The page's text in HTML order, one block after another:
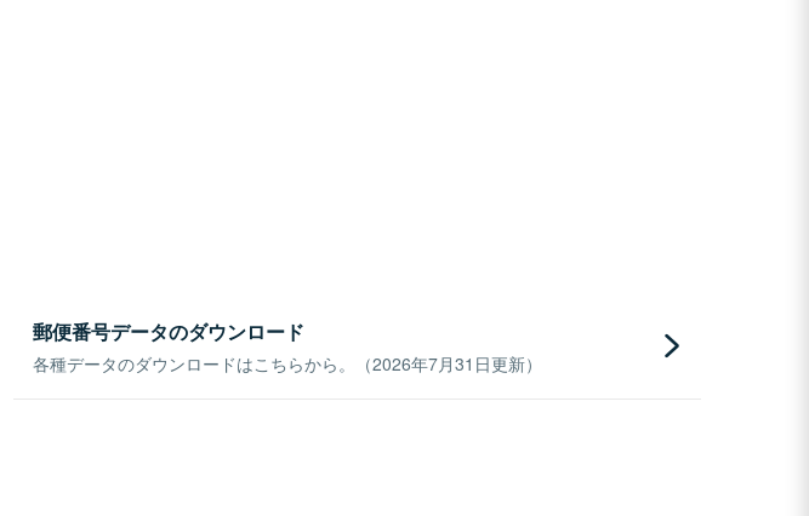
郵便番号データのダウンロード
各種データのダウンロードはこちらから。（2026年7月31日更新）